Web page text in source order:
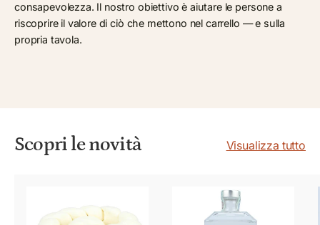
consapevolezza. Il nostro obiettivo è aiutare le persone a
riscoprire il valore di ciò che mettono nel carrello — e sulla
propria tavola.
Scopri le novità Visualizza tutto